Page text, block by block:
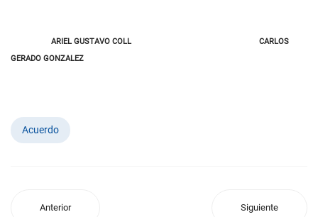
ARIEL GUSTAVO COLL
CARLOS
GERADO GONZALEZ
Acuerdo
Anterior Siguiente